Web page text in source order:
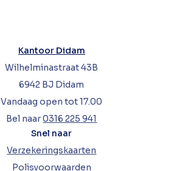
Kantoor Didam
Wilhelminastraat 43B
6942 BJ Didam
Vandaag open tot 17.00
Bel naar0316 225 941
Snel naar
Verzekeringskaarten
Polisvoorwaarden